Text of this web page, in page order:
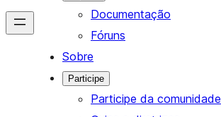
Documentação
Fóruns
Sobre
Participe
Participe da comunidade